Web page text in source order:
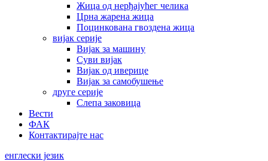
Жица од нерђајућег челика
Црна жарена жица
Поцинкована гвоздена жица
вијак серије
Вијак за машину
Суви вијак
Вијак од иверице
Вијак за самобушење
друге серије
Слепа заковица
Вести
ФАК
Контактирајте нас
енглески језик